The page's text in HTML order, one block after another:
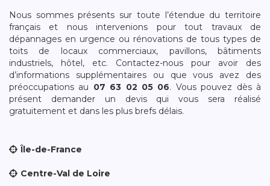
Nous sommes présents sur toute l’étendue du territoire
français et nous intervenions pour tout travaux de
dépannages en urgence ou rénovations de tous types de
toits de locaux commerciaux, pavillons, bâtiments
industriels, hôtel, etc. Contactez-nous pour avoir des
d’informations supplémentaires ou que vous avez des
préoccupations au 07 63 02 05 06. Vous pouvez dès à
présent demander un devis qui vous sera réalisé
gratuitement et dans les plus brefs délais.
Île-de-France
Centre-Val de Loire